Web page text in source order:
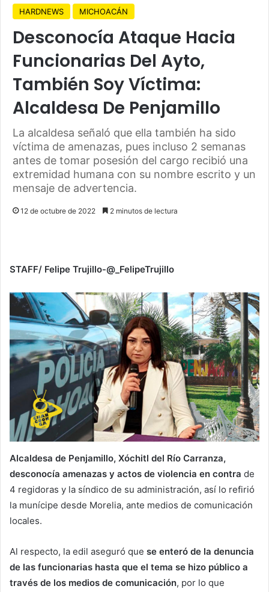
HARDNEWS MICHOACÁN
Desconocía Ataque Hacia
Funcionarias Del Ayto,
También Soy Víctima:
Alcaldesa De Penjamillo
La alcaldesa señaló que ella también ha sido
víctima de amenazas, pues incluso 2 semanas
antes de tomar posesión del cargo recibió una
extremidad humana con su nombre escrito y un
mensaje de advertencia.
12 de octubre de 2022 2 minutos de lectura
STAFF/ Felipe Trujillo-@_FelipeTrujillo
Alcaldesa de Penjamillo, Xóchitl del Río Carranza,
desconocía amenazas y actos de violencia en contra de
4 regidoras y la síndico de su administración, así lo refirió
la munícipe desde Morelia, ante medios de comunicación
locales.
Al respecto, la edil aseguró que se enteró de la denuncia
de las funcionarias hasta que el tema se hizo público a
través de los medios de comunicación, por lo que